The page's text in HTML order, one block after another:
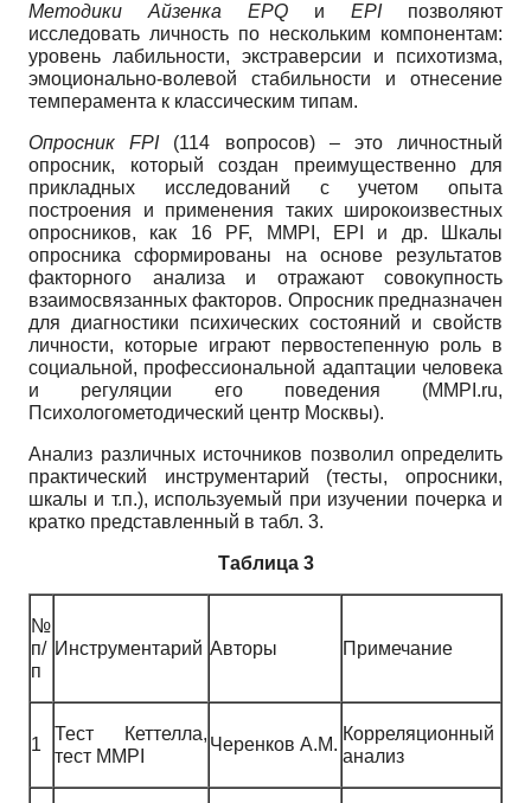
Методики Айзенка EPQ и EPIпозволяют
исследовать личность по нескольким компонентам:
уровень лабильности, экстраверсии и психотизма,
эмоционально-волевой стабильности и отнесение
темперамента к классическим типам.
Опросник FPI(114 вопросов) – это личностный
опросник, который создан преимущественно для
прикладных исследований с учетом опыта
построения и применения таких широкоизвестных
опросников, как 16 PF, MMPI, ЕРI и др. Шкалы
опросника сформированы на основе результатов
факторного анализа и отражают совокупность
взаимосвязанных факторов. Опросник предназначен
для диагностики психических состояний и свойств
личности, которые играют первостепенную роль в
социальной, профессиональной адаптации человека
и регуляции его поведения (MMPI.ru,
Психологометодический центр Москвы).
Анализ различных источников позволил определить
практический инструментарий (тесты, опросники,
шкалы и т.п.), используемый при изучении почерка и
кратко представленный в табл. 3.
Таблица 3
№
п/
п
Инструментарий Авторы Примечание
1
Тест Кеттелла,
тест MMPI
Черенков А.М.
Корреляционный
анализ